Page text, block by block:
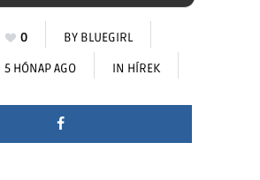
0 BY BLUEGIRL
5 HÓNAP AGO IN HÍREK